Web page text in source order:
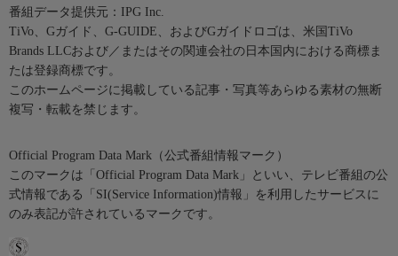
番組データ提供元：IPG Inc.
TiVo、Gガイド、G-GUIDE、およびGガイドロゴは、米国TiVo
Brands LLCおよび／またはその関連会社の日本国内における商標ま
たは登録商標です。
このホームページに掲載している記事・写真等あらゆる素材の無断
複写・転載を禁じます。
Official Program Data Mark（公式番組情報マーク）
このマークは「Official Program Data Mark」といい、テレビ番組の公
式情報である「SI(Service Information)情報」を利用したサービスに
のみ表記が許されているマークです。